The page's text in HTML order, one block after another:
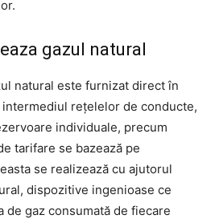
gazul natural
natural este furnizat direct în
rețelelor de conducte,
individuale, precum
tarifare se bazează pe
se realizează cu ajutorul
dispozitive ingenioase ce
de gaz consumată de fiecare